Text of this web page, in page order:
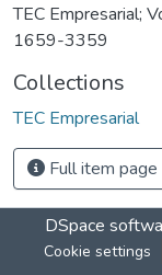
TEC Empresarial;
1659-3359
Collections
TEC Empresarial
Full item page
DSpace
Cookie settings